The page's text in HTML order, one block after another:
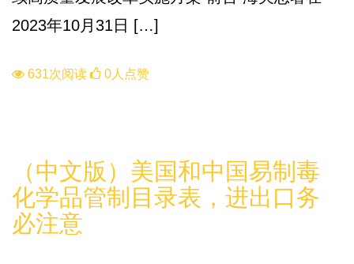
2023年10月31日 […]
631次阅读 0人点赞
（中文版）美国和中国易制毒
化学品管制目录表，进出口务
必注意